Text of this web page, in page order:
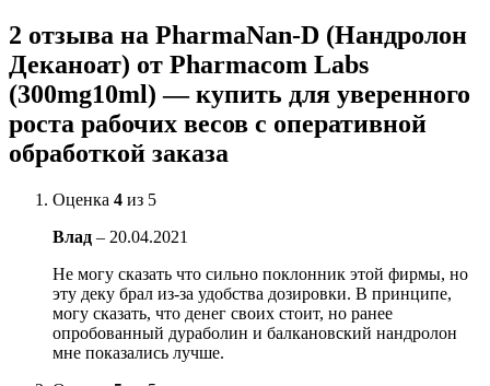
2 отзыва на PharmaNan-D (Нандролон
Деканоат) от Pharmacom Labs
(300mg10ml) — купить для уверенного
роста рабочих весов с оперативной
обработкой заказа
Оценка 4 из 5
Влад – 20.04.2021
Не могу сказать что сильно поклонник этой фирмы, но
эту деку брал из-за удобства дозировки. В принципе,
могу сказать, что денег своих стоит, но ранее
опробованный дураболин и балкановский нандролон
мне показались лучше.